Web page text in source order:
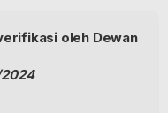
oleh Dewan